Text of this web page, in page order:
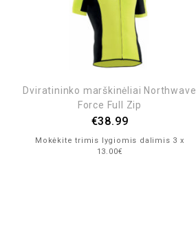
Dviratininko marškinėliai Northwave
Force Full Zip
€38.99
Mokėkite trimis lygiomis dalimis 3 x
13.00€